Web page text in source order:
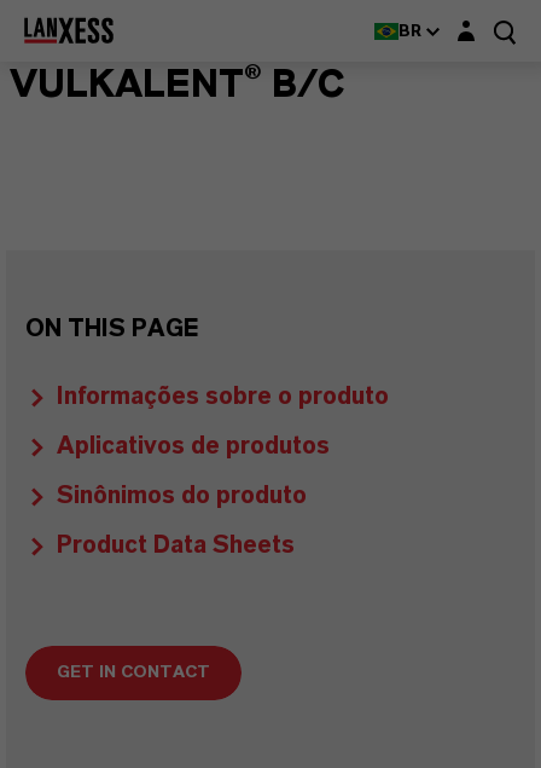
BR Login layer
VULKALENT® B/C
ON THIS PAGE
Informações sobre o produto
Aplicativos de produtos
Sinônimos do produto
Product Data Sheets
GET IN CONTACT